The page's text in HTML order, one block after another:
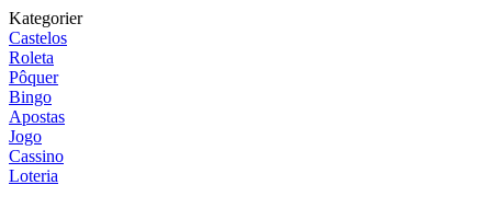
Kategorier
Castelos
Roleta
Pôquer
Bingo
Apostas
Jogo
Cassino
Loteria